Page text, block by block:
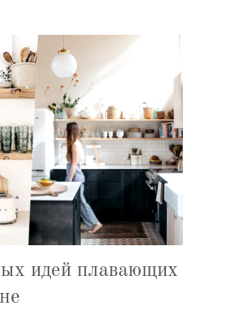
идей плавающих